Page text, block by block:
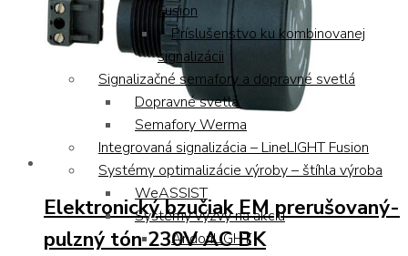
Fusion
Príslušenstvo ku kombinovanej
signalizácii
Signalizačné semafory a dopravné svetlá
Dopravné svetlá
Semafory Werma
Integrovaná signalizácia – LineLIGHT Fusion
Systémy optimalizácie výroby – štíhla výroba
WeASSIST
Systémy výzvy na akciu
AndonLIGHT
Elektronický bzučiak EM prerušovaný-
pulzný tón 230V AC BK